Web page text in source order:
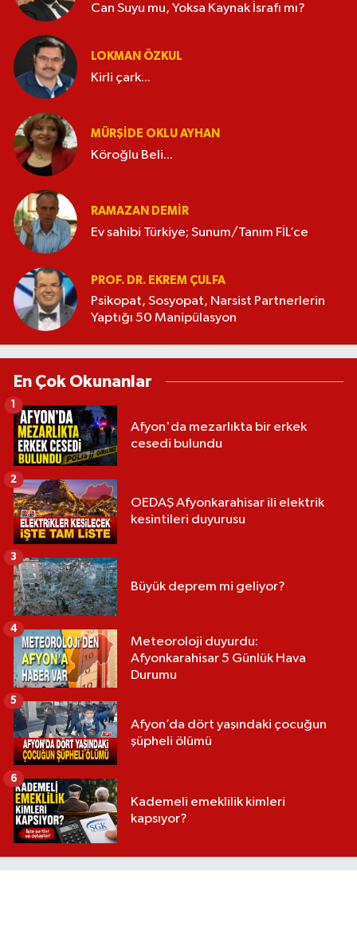
Can Suyu mu, Yoksa Kaynak İsrafı mı?
LOKMAN ÖZKUL
Kirli çark...
MÜRŞIDE OKLU AYHAN
Köroğlu Beli...
RAMAZAN DEMİR
Ev sahibi Türkiye; Sunum/Tanım FİL’ce
PROF. DR. EKREM ÇULFA
Psikopat, Sosyopat, Narsist Partnerlerin
Yaptığı 50 Manipülasyon
En Çok Okunanlar
Afyon'da mezarlıkta bir erkek
cesedi bulundu
1
OEDAŞ Afyonkarahisar ili elektrik
kesintileri duyurusu
2
Büyük deprem mi geliyor?
3
Meteoroloji duyurdu:
Afyonkarahisar 5 Günlük Hava
Durumu
4
Afyon’da dört yaşındaki çocuğun
şüpheli ölümü
5
Kademeli emeklilik kimleri
kapsıyor?
6